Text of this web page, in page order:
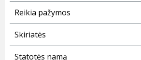
Reikia pažymos
Skiriatės
Statotės namą